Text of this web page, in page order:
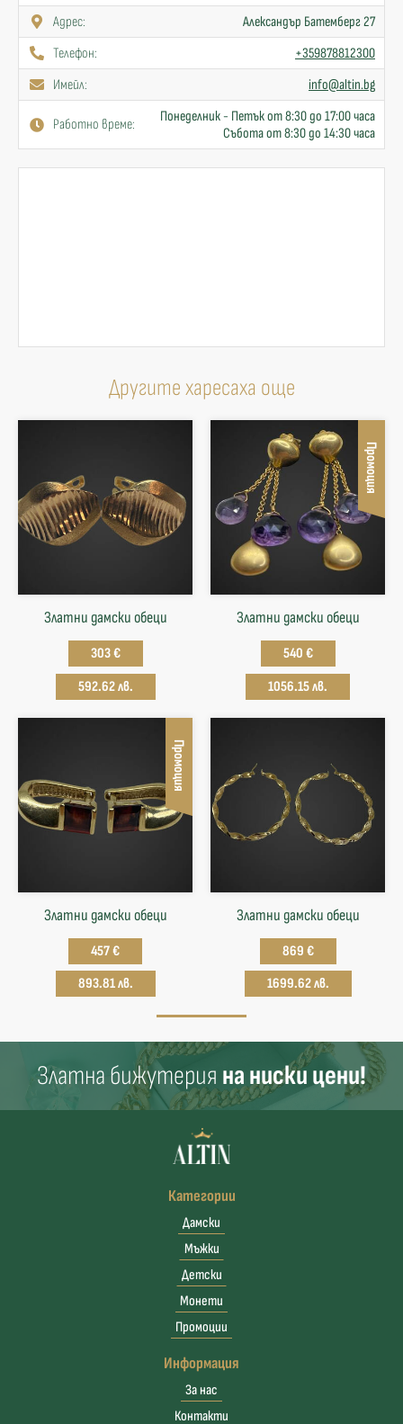
Адрес:
Александър Батемберг 27
Телефон:
+359878812300
Имейл:
info@altin.bg
Работно време:
Понеделник - Петък от 8:30 до 17:00 часа
Събота от 8:30 до 14:30 часа
Другите харесаха още
Златни дамски обеци
303 €
592.62 лв.
Промоция
Златни дамски обеци
540 €
1056.15 лв.
Промоция
Златни дамски обеци
457 €
893.81 лв.
Златни дамски обеци
869 €
1699.62 лв.
Златна бижутерия на ниски цени!
Категории
Дамски
Мъжки
Детски
Монети
Промоции
Информация
За нас
Контакти